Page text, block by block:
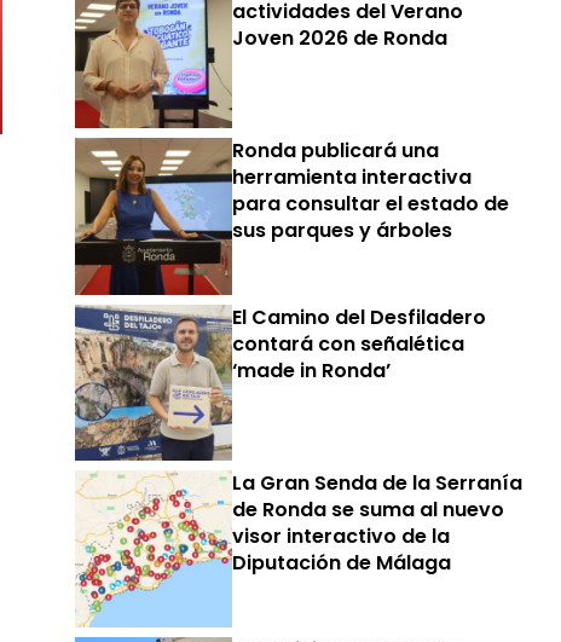
actividades del Verano
Joven 2026 de Ronda
Ronda publicará una
herramienta interactiva
para consultar el estado de
sus parques y árboles
El Camino del Desfiladero
contará con señalética
‘made in Ronda’
La Gran Senda de la Serranía
de Ronda se suma al nuevo
visor interactivo de la
Diputación de Málaga